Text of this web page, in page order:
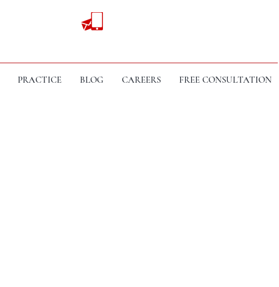
PRACTICE BLOG CAREERS FREE CONSULTATION